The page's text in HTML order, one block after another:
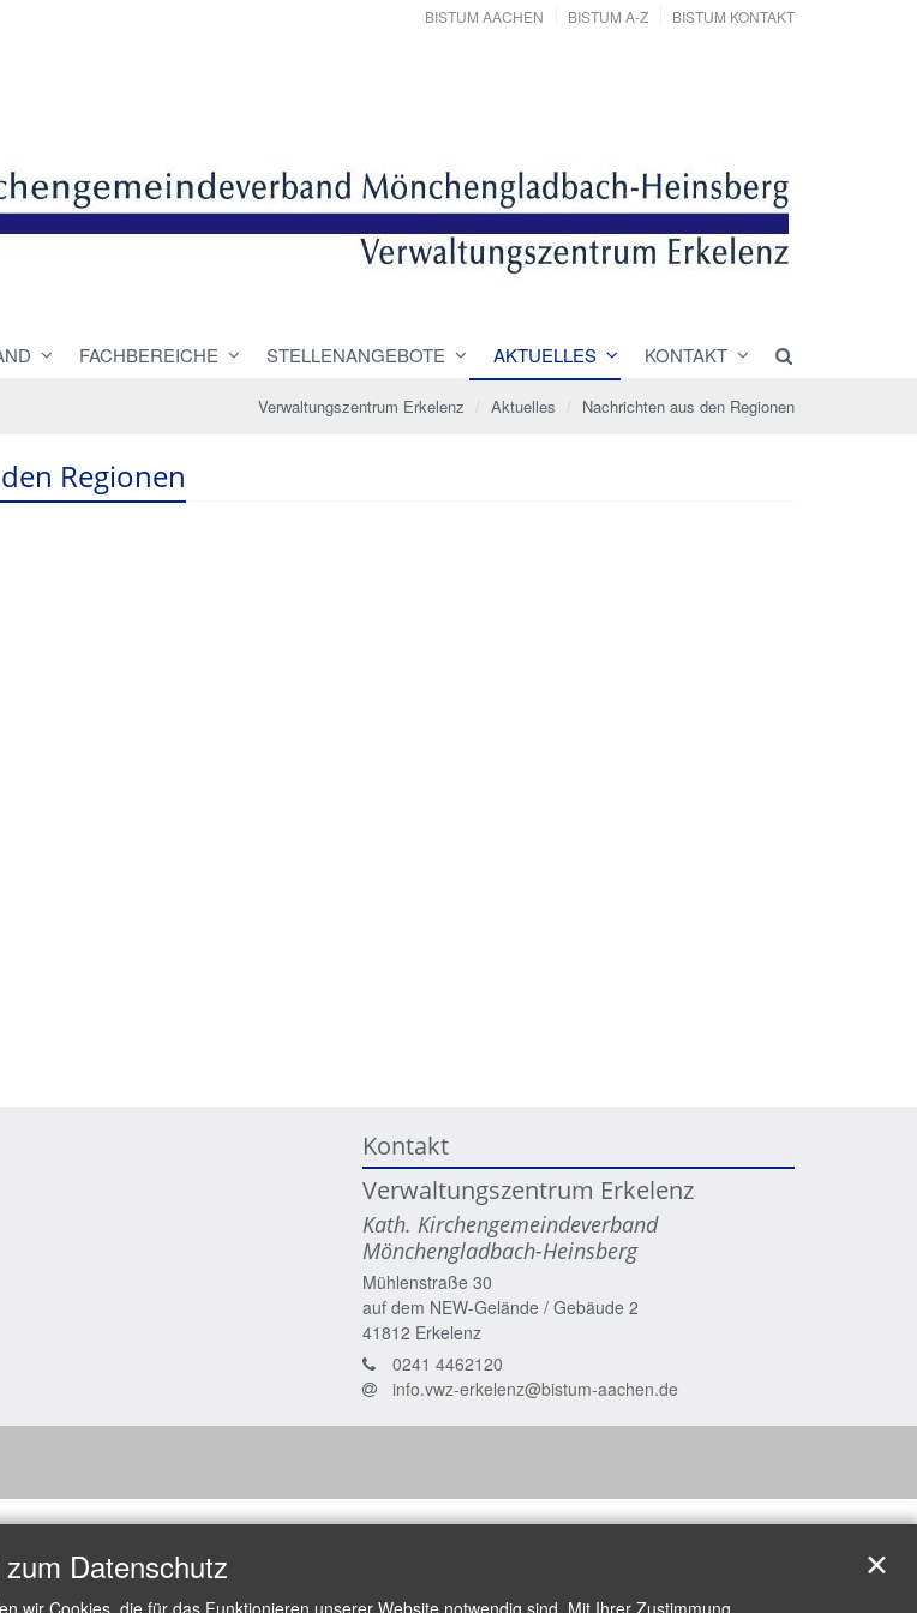
BISTUM AACHEN BISTUM A-Z BISTUM KONTAKT
FACHBEREICHE STELLENANGEBOTE AKTUELLES KONTAKT
Verwaltungszentrum Erkelenz Aktuelles Nachrichten aus den Regionen
Regionen
Kontakt
Verwaltungszentrum Erkelenz
Kath. Kirchengemeindeverband
Mönchengladbach-Heinsberg
Mühlenstraße 30
auf dem NEW-Gelände / Gebäude 2
41812 Erkelenz
0241 4462120
info.vwz-erkelenz@bistum-aachen.de
Datenschutz
wir Cookies, die für das Funktionieren unserer Website notwendig sind. Mit Ihrer Zustimmung
✕